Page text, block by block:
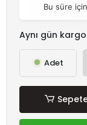
Bu süre
Aynı gün
Adet